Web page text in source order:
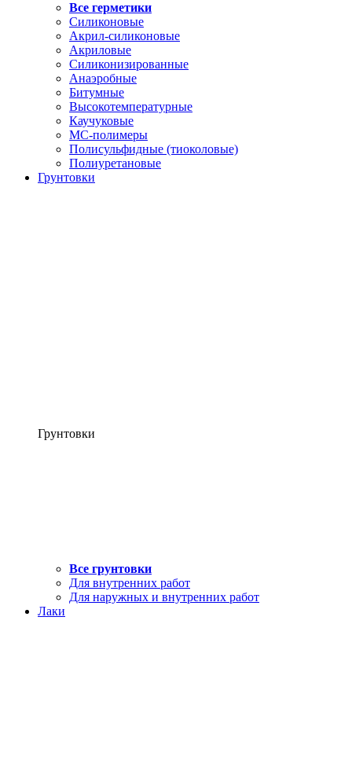
Все герметики
Силиконовые
Акрил-силиконовые
Акриловые
Силиконизированные
Анаэробные
Битумные
Высокотемпературные
Каучуковые
МС-полимеры
Полисульфидные (тиоколовые)
Полиуретановые
Грунтовки
Грунтовки
Все грунтовки
Для внутренних работ
Для наружных и внутренних работ
Лаки